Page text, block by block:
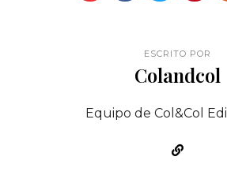
ESCRITO POR
Colandcol
Equipo de Col&Col